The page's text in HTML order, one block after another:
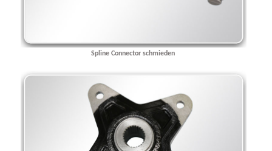
Spline Connector schmieden